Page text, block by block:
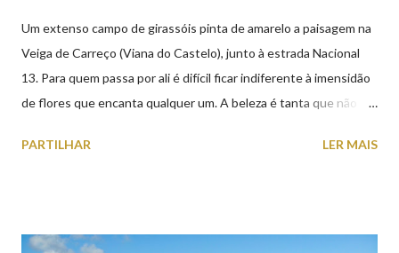
Um extenso campo de girassóis pinta de amarelo a paisagem na
Veiga de Carreço (Viana do Castelo), junto à estrada Nacional
13. Para quem passa por ali é difícil ficar indiferente à imensidão
de flores que encanta qualquer um. A beleza é tanta que não
aproveite a paisagem como cenário para tirar algumas
PARTILHAR LER MAIS